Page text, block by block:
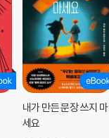
리는 신화적 상상력
핀치인가
내가 만든 문장 쓰지 마
세요